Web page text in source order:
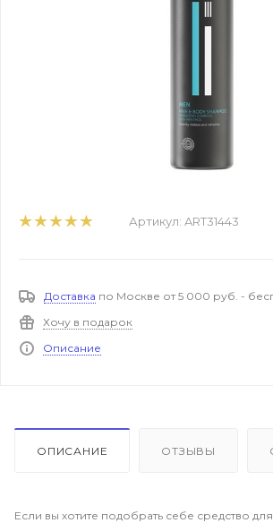
Артикул: ART31443
Доставка по Москве от 5 000 руб. -
Хочу в подарок
Описание
ОПИСАНИЕ ОТЗЫВЫ
Если вы хотите подобрать себе средство